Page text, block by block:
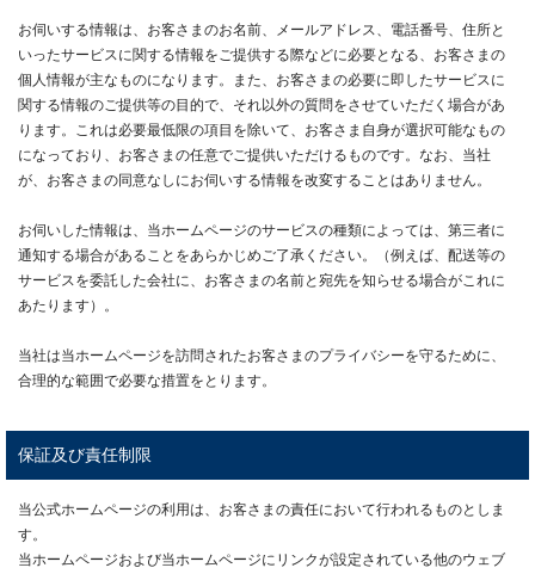
お伺いする情報は、お客さまのお名前、メールアドレス、電話番号、住所と
いったサービスに関する情報をご提供する際などに必要となる、お客さまの
個人情報が主なものになります。また、お客さまの必要に即したサービスに
関する情報のご提供等の目的で、それ以外の質問をさせていただく場合があ
ります。これは必要最低限の項目を除いて、お客さま自身が選択可能なもの
になっており、お客さまの任意でご提供いただけるものです。なお、当社
が、お客さまの同意なしにお伺いする情報を改変することはありません。
お伺いした情報は、当ホームページのサービスの種類によっては、第三者に
通知する場合があることをあらかじめご了承ください。（例えば、配送等の
サービスを委託した会社に、お客さまの名前と宛先を知らせる場合がこれに
あたります）。
当社は当ホームページを訪問されたお客さまのプライバシーを守るために、
合理的な範囲で必要な措置をとります。
保証及び責任制限
当公式ホームページの利用は、お客さまの責任において行われるものとしま
す。
当ホームページおよび当ホームページにリンクが設定されている他のウェブ